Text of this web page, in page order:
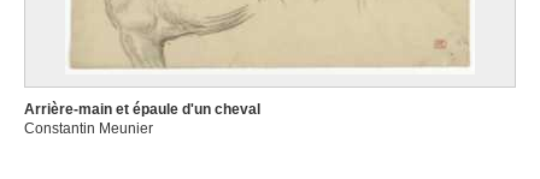
Arrière-main et épaule d'un cheval
Constantin Meunier